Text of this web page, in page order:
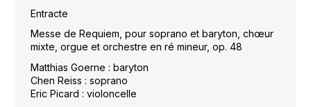
Entracte
Messe de Requiem, pour soprano et baryton, chœur
mixte, orgue et orchestre en ré mineur, op. 48
Matthias Goerne : baryton
Chen Reiss : soprano
Eric Picard : violoncelle